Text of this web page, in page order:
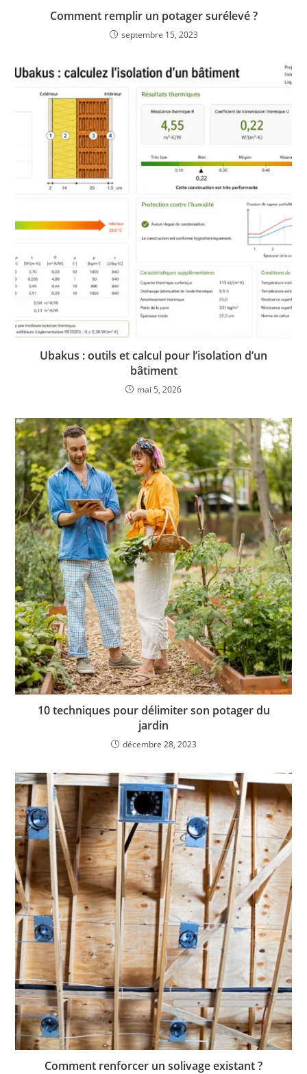
Comment remplir un potager surélevé ?
septembre 15, 2023
Ubakus : outils et calcul pour l’isolation d’un
bâtiment
mai 5, 2026
10 techniques pour délimiter son potager du
jardin
décembre 28, 2023
Comment renforcer un solivage existant ?